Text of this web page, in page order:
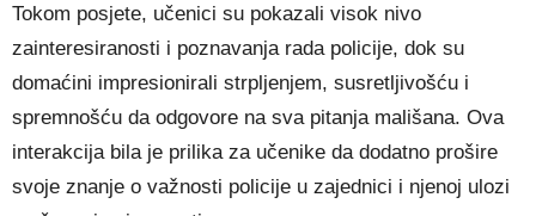
Tokom posjete, učenici su pokazali visok nivo
zainteresiranosti i poznavanja rada policije, dok su
domaćini impresionirali strpljenjem, susretljivošću i
spremnošću da odgovore na sva pitanja mališana. Ova
interakcija bila je prilika za učenike da dodatno prošire
svoje znanje o važnosti policije u zajednici i njenoj ulozi